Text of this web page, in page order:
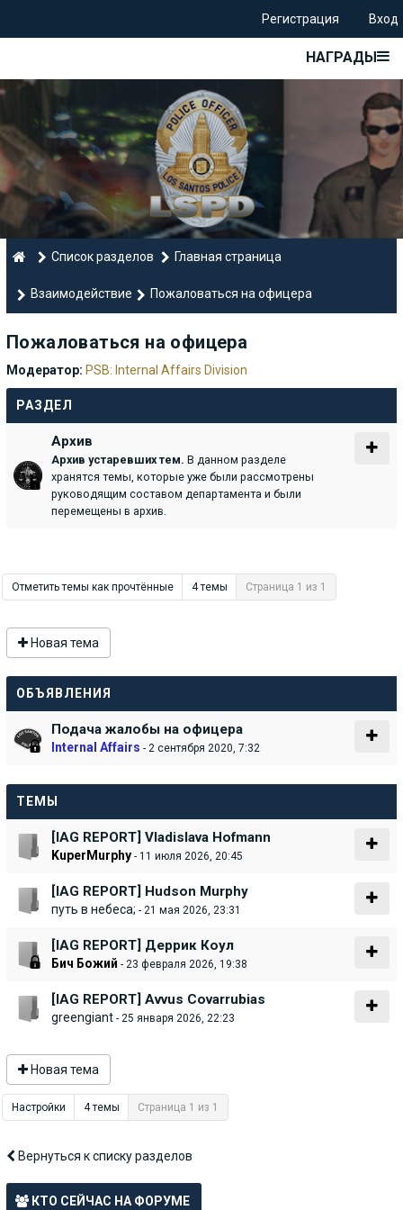
Регистрация Вход
НАГРАДЫ
Список разделов Главная страница
Взаимодействие Пожаловаться на офицера
Пожаловаться на офицера
Модератор: PSB: Internal Affairs Division
РАЗДЕЛ
Архив
Архив устаревших тем. В данном разделе
хранятся темы, которые уже были рассмотрены
руководящим составом департамента и были
перемещены в архив.
Отметить темы как прочтённые 4 темы Страница 1 из 1
Новая тема
ОБЪЯВЛЕНИЯ
Подача жалобы на офицера
Internal Affairs - 2 сентября 2020, 7:32
ТЕМЫ
[IAG REPORT] Vladislava Hofmann
KuperMurphy - 11 июля 2026, 20:45
[IAG REPORT] Hudson Murphy
путь в небеса; - 21 мая 2026, 23:31
[IAG REPORT] Деррик Коул
Бич Божий - 23 февраля 2026, 19:38
[IAG REPORT] Avvus Covarrubias
greengiant - 25 января 2026, 22:23
Новая тема
Настройки 4 темы Страница 1 из 1
Вернуться к списку разделов
Показать темы за:
КТО СЕЙЧАС НА ФОРУМЕ